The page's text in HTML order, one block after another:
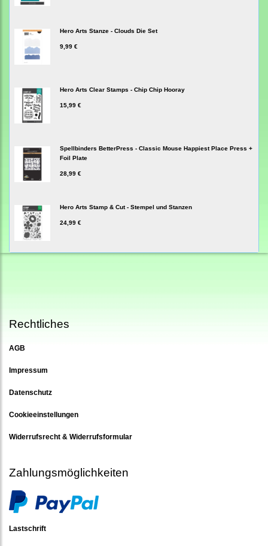
Hero Arts Stanze - Clouds Die Set
9,99 €
Hero Arts Clear Stamps - Chip Chip Hooray
15,99 €
Spellbinders BetterPress - Classic Mouse Happiest Place Press +
Foil Plate
28,99 €
Hero Arts Stamp & Cut - Stempel und Stanzen
24,99 €
Rechtliches
AGB
Impressum
Datenschutz
Cookieeinstellungen
Widerrufsrecht & Widerrufsformular
Zahlungsmöglichkeiten
Lastschrift